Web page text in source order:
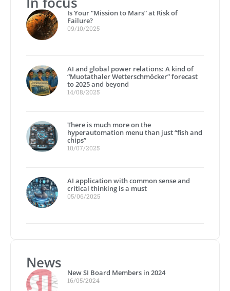
Is Your “Mission to Mars” at Risk of
Failure?
09/10/2025
AI and global power relations: A kind of
“Muotathaler Wetterschmöcker” forecast
to 2025 and beyond
14/08/2025
There is much more on the
hyperautomation menu than just “fish and
chips”
10/07/2025
AI application with common sense and
critical thinking is a must
05/06/2025
News
New SI Board Members in 2024
16/05/2024